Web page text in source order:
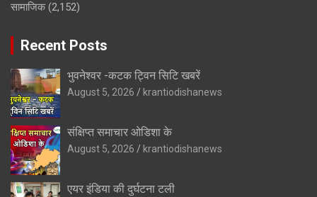
सामाजिक(2,152)
Recent Posts
भुवनेश्वर -कटक ट्विन सिटि खबरें
August 5, 2026 krantiodishanews
संक्षिप्त समाचार ओडिशा के
August 5, 2026 krantiodishanews
एयर इंडिया की दुर्घटना टली